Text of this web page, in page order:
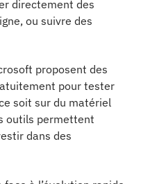
directement des
ou suivre des
proposent des
pour tester
soit sur du matériel
outils permettent
dans des